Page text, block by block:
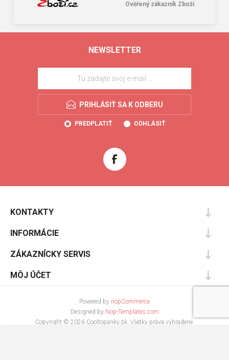
Ověřený zákazník Zboží
NEWSLETTER
PRIHLÁSIŤ SA K ODBERU
PREDPLATIŤ ODHLÁSIŤ
KONTAKTY
INFORMÁCIE
ZÁKAZNÍCKY SERVIS
MÔJ ÚČET
Powered by nopCommerce
Designed by Nop-Templates.com
Copyright © 2026 Cooltopanky.sk. Všetky práva vyhradené.